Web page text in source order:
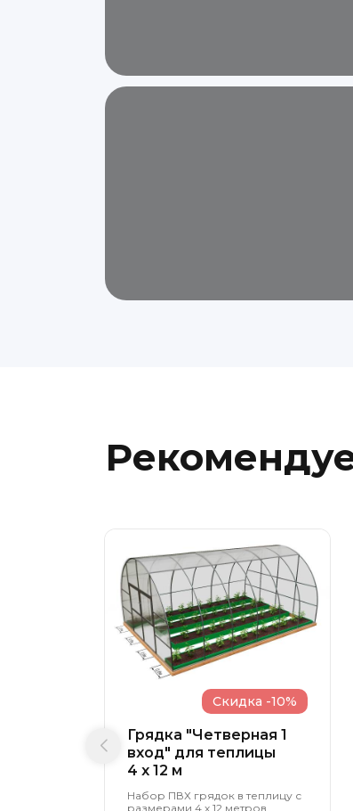
Грядка "Четверная 1
вход" для теплицы
4 x 12 м
Набор ПВХ грядок в теплицу с
размерами 4 х 12 метров,
Скидка -10%